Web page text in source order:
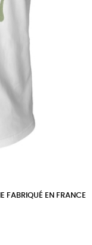
FABRIQUÉ EN FRANCE